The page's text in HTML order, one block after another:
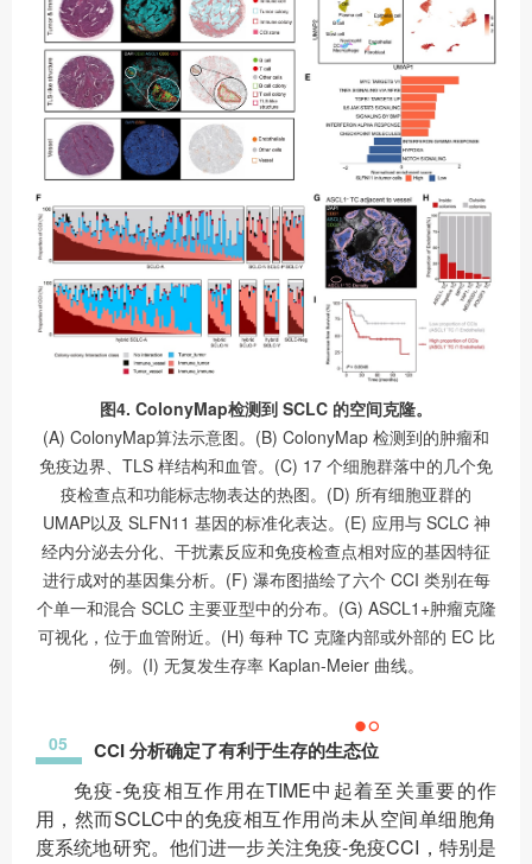
图4. ColonyMap检测到 SCLC 的空间克隆。
(A) ColonyMap算法示意图。(B) ColonyMap 检测到的肿瘤和
免疫边界、TLS 样结构和血管。(C) 17 个细胞群落中的几个免
疫检查点和功能标志物表达的热图。(D) 所有细胞亚群的
UMAP以及 SLFN11 基因的标准化表达。(E) 应用与 SCLC 神
经内分泌去分化、干扰素反应和免疫检查点相对应的基因特征
进行成对的基因集分析。(F) 瀑布图描绘了六个 CCI 类别在每
个单一和混合 SCLC 主要亚型中的分布。(G) ASCL1+肿瘤克隆
可视化，位于血管附近。(H) 每种 TC 克隆内部或外部的 EC 比
例。(I) 无复发生存率 Kaplan-Meier 曲线。
05 CCI 分析确定了有利于生存的生态位
免疫-免疫相互作用在TIME中起着至关重要的作
用，然而SCLC中的免疫相互作用尚未从空间单细胞角
度系统地研究。他们进一步关注免疫-免疫CCI，特别是